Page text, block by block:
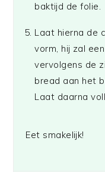
baktijd de folie.
Laat hierna de
vorm, hij zal
vervolgens de
bread aan het
Laat daarna
Eet smakelijk!